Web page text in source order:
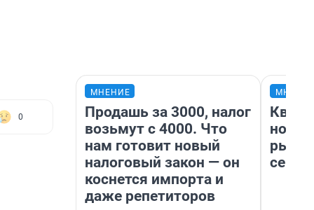
0
МНЕНИЕ
Продашь за 3000, налог
возьмут с 4000. Что
нам готовит новый
налоговый закон — он
коснется импорта и
даже репетиторов
но